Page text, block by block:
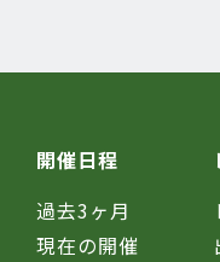
開催日程
過去3ヶ月
現在の開催